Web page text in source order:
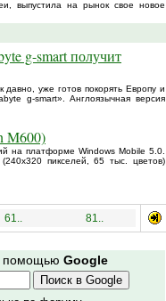
выпустила на рынок свое новое
g-smart получит
уже готов покорять Европу и
g-smart». Англоязычная версия
M600)
на платформе Windows Mobile 5.0.
пикселей, 65 тыс. цветов)
61.. 81..
помощью Google